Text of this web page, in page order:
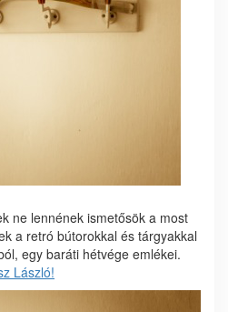
ne lennének ismetősök a most
a retró bútorokkal és tárgyakkal
egy baráti hétvége emlékei.
László!